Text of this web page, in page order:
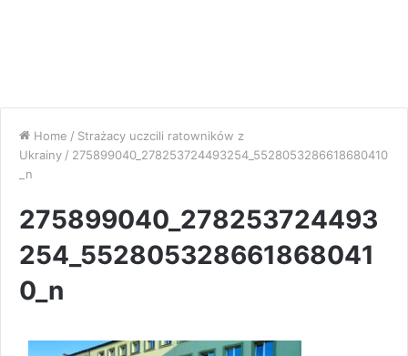
Home / Strażacy uczcili ratowników z
Ukrainy / 275899040_278253724493254_5528053286618680410
_n
275899040_278253724493
254_552805328661868041
0_n